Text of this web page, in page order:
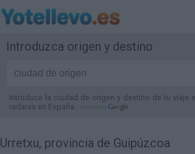
Introduzca origen y destino
Introduce la ciudad de origen y destino de tu
radares en España.
Urretxu, provincia de Guipúzcoa